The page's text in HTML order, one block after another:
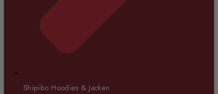
Shipibo Hoodies & Jacken